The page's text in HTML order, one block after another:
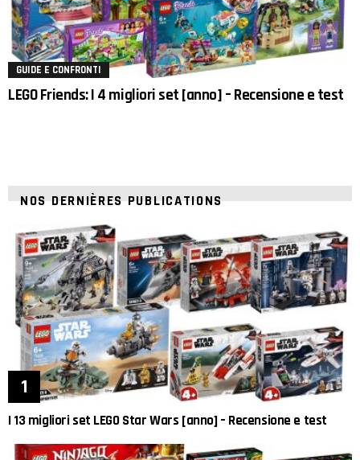
GUIDE E CONFRONTI
LEGO Friends: I 4 migliori set [anno] – Recensione e test
NOS DERNIÈRES PUBLICATIONS
I 13 migliori set LEGO Star Wars [anno] – Recensione e test